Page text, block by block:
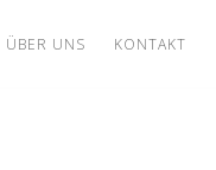
ÜBER UNS KONTAKT